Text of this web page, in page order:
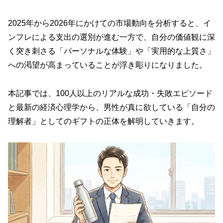
2025年から2026年にかけての市場動向を分析すると、イ
ンフレによる支出の選別が進む一方で、自分の価値観に深
く突き刺さる「パーソナルな体験」や「実用的な上質さ」
への渇望が高まっていることが浮き彫りになりました。
本記事では、100人以上のリアルな成功・失敗エピソード
と最新の経済心理学から、男性が真に欲している「自分の
理解者」としてのギフトの正体を解明していきます。